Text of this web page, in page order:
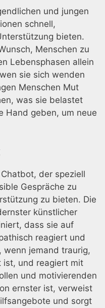
und jungen
schnell,
bieten.
Menschen zu
Lebensphasen allein
sie sich wenden
Menschen Mut
was sie belastet
Hand geben, um neue
der speziell
Gespräche zu
zu bieten. Die
künstlicher
dass sie auf
reagiert und
wenn jemand traurig,
und reagiert mit
und motivierenden
ernster ist, verweist
und sorgt